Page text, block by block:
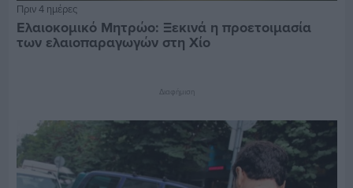
Πριν 4 ημέρες
Ελαιοκομικό Μητρώο: Ξεκινά η προετοιμασία
των ελαιοπαραγωγών στη Χίο
Διαφήμιση